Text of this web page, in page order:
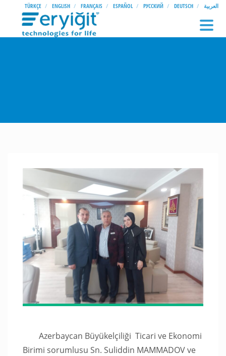
TÜRKÇE ENGLISH FRANÇAIS ESPAÑOL РУССКИЙ DEUTSCH العربية
Azerbaycan Büyükelçiliği Ticari ve Ekonomi
Birimi sorumlusu Sn. Suliddin MAMMADOV ve